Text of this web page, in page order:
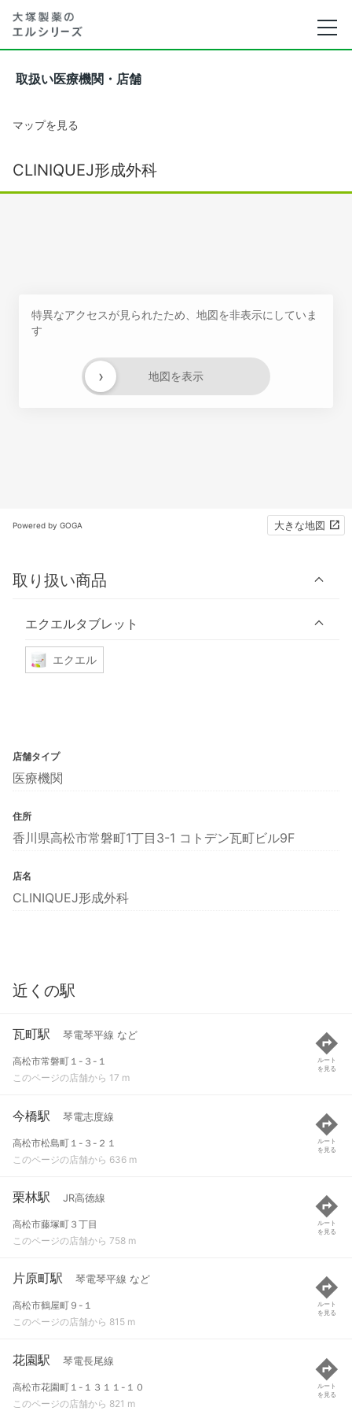
取扱い医療機関・店舗
マップを見る
CLINIQUEJ形成外科
特異なアクセスが見られたため、地図を非表示にしていま
す
地図を表示
›
Powered by GOGA 大きな地図
取り扱い商品
エクエルタブレット
エクエル
店舗タイプ
医療機関
住所
香川県高松市常磐町1丁目3-1 コトデン瓦町ビル9F
店名
CLINIQUEJ形成外科
近くの駅
瓦町駅 琴電琴平線 など
高松市常磐町１-３-１
このページの店舗から 17 m
ルート
を見る
今橋駅 琴電志度線
高松市松島町１-３-２１
このページの店舗から 636 m
ルート
を見る
栗林駅 JR高徳線
高松市藤塚町３丁目
このページの店舗から 758 m
ルート
を見る
片原町駅 琴電琴平線 など
高松市鶴屋町９-１
このページの店舗から 815 m
ルート
を見る
花園駅 琴電長尾線
高松市花園町１-１３１１-１０
このページの店舗から 821 m
ルート
を見る